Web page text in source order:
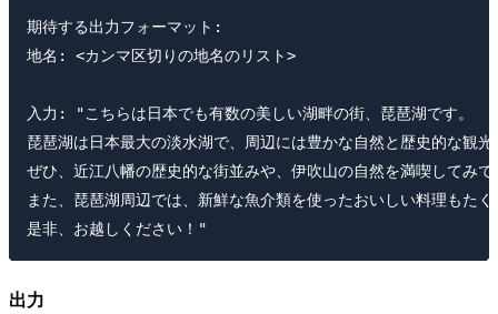
期待する出力フォーマット:
地名: <カンマ区切りの地名のリスト>
入力: "こちらは日本でも有数の美しい湖畔の街、琵琶湖です。
琵琶湖は日本最大の淡水湖で、周辺には豊かな自然と歴史的な観
ぜひ、近江八幡の歴史的な街並みや、伊吹山の自然を満喫してみて
また、琵琶湖周辺では、新鮮な魚介類を使ったおいしい料理もた
出力